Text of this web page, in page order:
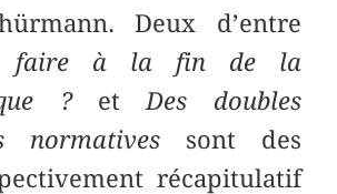
Deux d’entre
faire à la fin de la
? et Des doubles
normatives sont des
récapitulatif